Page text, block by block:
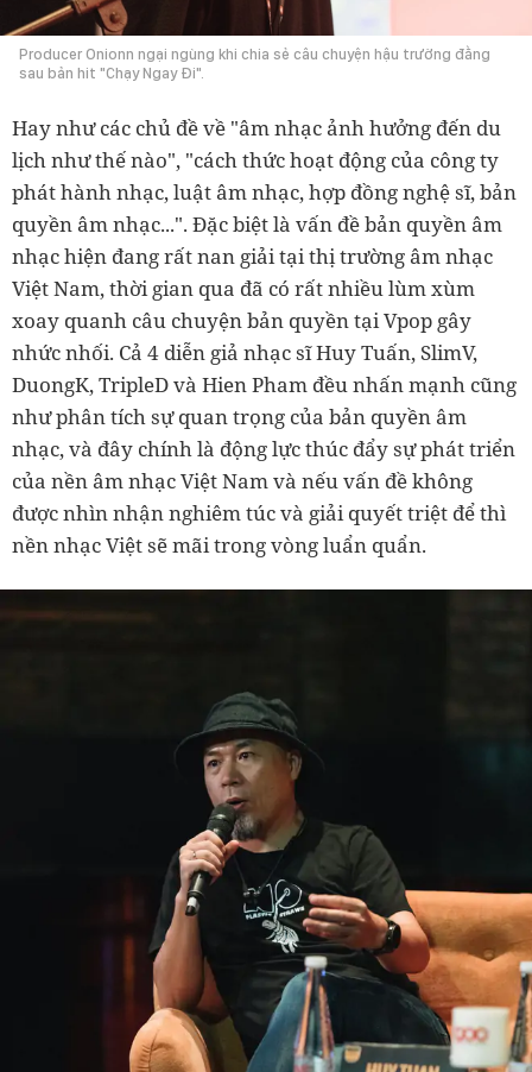
Producer Onionn ngại ngùng khi chia sẻ câu chuyện hậu trường đằng
sau bản hit "Chạy Ngay Đi".
Hay như các chủ đề về "âm nhạc ảnh hưởng đến du
lịch như thế nào", "cách thức hoạt động của công ty
phát hành nhạc, luật âm nhạc, hợp đồng nghệ sĩ, bản
quyền âm nhạc...". Đặc biệt là vấn đề bản quyền âm
nhạc hiện đang rất nan giải tại thị trường âm nhạc
Việt Nam, thời gian qua đã có rất nhiều lùm xùm
xoay quanh câu chuyện bản quyền tại Vpop gây
nhức nhối. Cả 4 diễn giả nhạc sĩ Huy Tuấn, SlimV,
DuongK, TripleD và Hien Pham đều nhấn mạnh cũng
như phân tích sự quan trọng của bản quyền âm
nhạc, và đây chính là động lực thúc đẩy sự phát triển
của nền âm nhạc Việt Nam và nếu vấn đề không
được nhìn nhận nghiêm túc và giải quyết triệt để thì
nền nhạc Việt sẽ mãi trong vòng luẩn quẩn.